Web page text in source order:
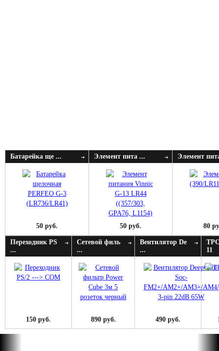
Батарейка ще ...
50 руб.
Элемент пита ...
50 руб.
Элемент
80
Переходник PS
...
150 руб.
Сетевой филь
...
890 руб.
Вентилятор De
...
490 руб.
11